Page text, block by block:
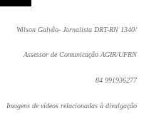
Wilson Galvão- Jornalista DRT-RN 1340/
Assessor de Comunicação AGIR/UFRN
84 991936277
Imagens de vídeos relacionadas à divulgação